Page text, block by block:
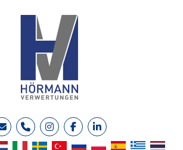
E-MailTelefoninstagramfacebooklinkedin